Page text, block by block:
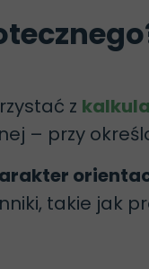
z
– przy
takie jak